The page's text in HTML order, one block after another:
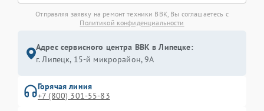
Отправляя заявку на ремонт техники BBK, Вы соглашаетесь с
Политикой конфиденциальности
Адрес сервисного центра BBK в Липецке:
г. Липецк, 15-й микрорайон, 9А
Горячая линия
+7 (800) 301-55-83